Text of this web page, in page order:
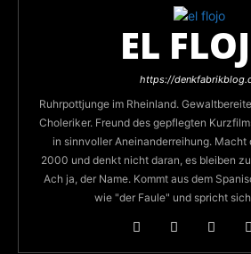
EL
https://
Ruhrpottjunge im Rheinland.
Choleriker. Freund des gepflegten
in sinnvoller Aneinanderreihung. Macht
2000 und denkt nicht daran, es bleiben
Ach ja, der Name. Kommt aus dem
wie "der Faule" und spricht sich